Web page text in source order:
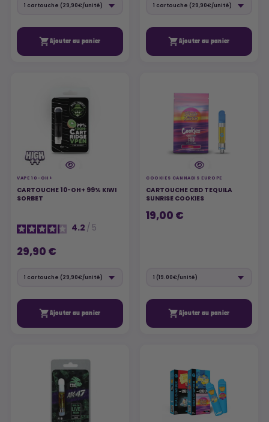
Ajouter au panier Ajouter au panier
VAPE 10-OH+
CARTOUCHE 10-OH+ 99% KIWI
SORBET
4.2 / 5
29,90 €
Ajouter au panier
COOKIES CANNABIS EUROPE
CARTOUCHE CBD TEQUILA
SUNRISE COOKIES
19,00 €
Ajouter au panier